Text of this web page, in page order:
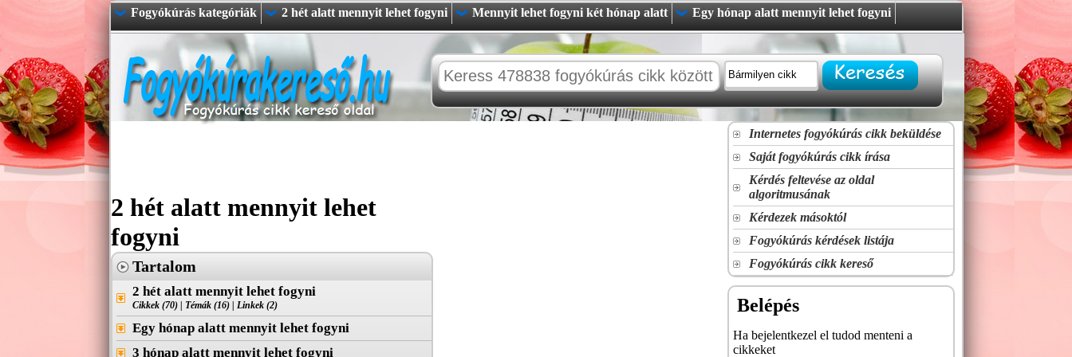
Fogyókúrás kategóriák 2 hét alatt mennyit lehet fogyni Mennyit lehet fogyni két hónap alatt Egy hónap alatt mennyit lehet fogyni
2 hét alatt mennyit lehet
fogyni
Tartalom
2 hét alatt mennyit lehet fogyni
Cikkek (70)| Témák (16)| Linkek (2)
Egy hónap alatt mennyit lehet fogyni
3 hónap alatt mennyit lehet fogyni
Internetes fogyókúrás cikk beküldése
Saját fogyókúrás cikk írása
Kérdés feltevése az oldal
algoritmusának
Kérdezek másoktól
Fogyókúrás kérdések listája
Fogyókúrás cikk kereső
Belépés
Ha bejelentkezel el tudod menteni a
cikkeket